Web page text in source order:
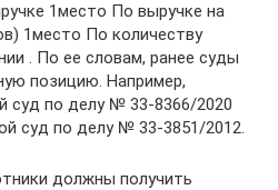
1место По выручке на
1место По количеству
. По ее словам, ранее суды
позицию. Например,
суд по делу № 33-8366/2020
суд по делу № 33-3851/2012.
должны получить